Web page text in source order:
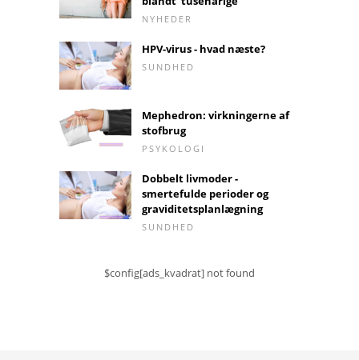
NYHEDER
HPV-virus - hvad næste?
SUNDHED
Mephedron: virkningerne af
stofbrug
PSYKOLOGI
Dobbelt livmoder -
smertefulde perioder og
graviditetsplanlægning
SUNDHED
$config[ads_kvadrat] not found